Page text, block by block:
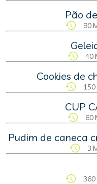
Pão
90
40
Cookies de
CUP
60
Pudim de caneca
3